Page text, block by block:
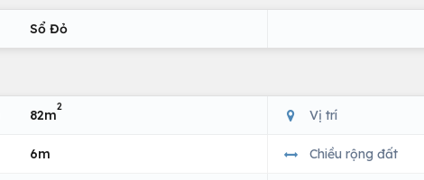
Sổ Đỏ
82m
2
Vị trí
6m Chiều rộng đất